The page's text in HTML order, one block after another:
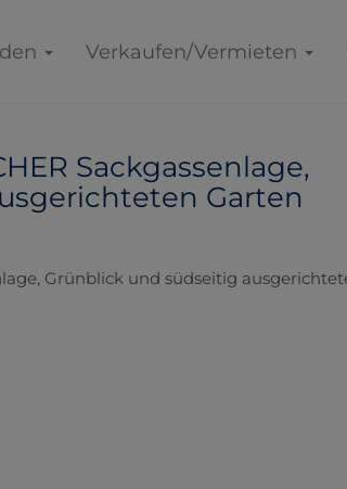
Verkaufen/Vermieten
Sackgassenlage,
Garten